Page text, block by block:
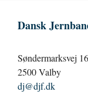
Dansk
Søndermarksvej 16
2500 Valby
dj@djf.dk